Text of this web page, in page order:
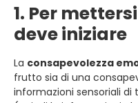
1. Per
deve iniziare
La consapevolezza
frutto sia di una
informazioni sensoriali di